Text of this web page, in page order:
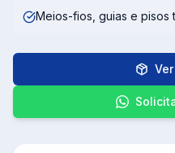
Meios-fios, guias e pisos